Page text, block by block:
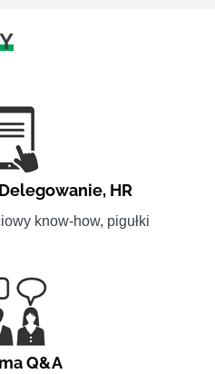
Delegowanie, HR
know-how, pigułki
Q&A